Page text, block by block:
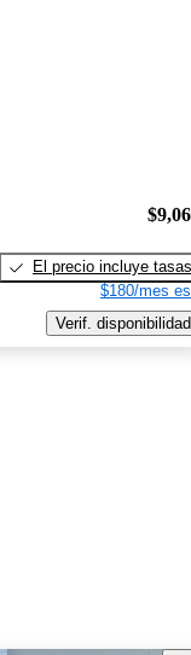
El precio incluye tasas
$180/mes
Verif. disponibilidad